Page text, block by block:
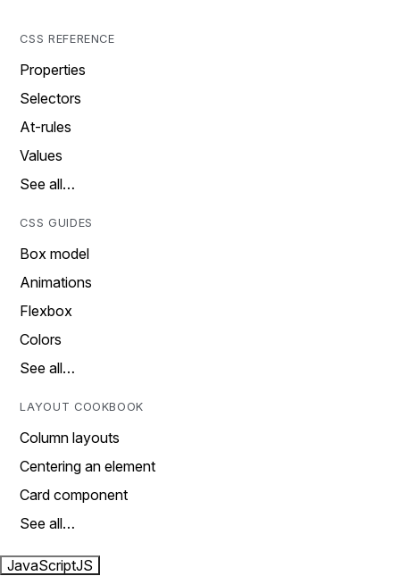
CSS REFERENCE
Properties
Selectors
At-rules
Values
See all…
CSS GUIDES
Box model
Animations
Flexbox
Colors
See all…
LAYOUT COOKBOOK
Column layouts
Centering an element
Card component
See all…
JavaScriptJS